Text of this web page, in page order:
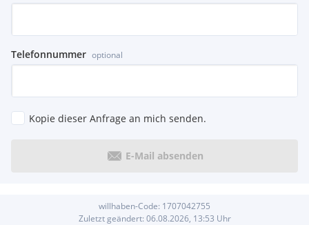
Telefonnummer optional
Kopie dieser Anfrage an mich senden.
E-Mail absenden
willhaben-Code: 1707042755
Zuletzt geändert: 06.08.2026, 13:53 Uhr